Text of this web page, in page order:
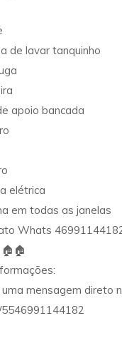
de lavar tanquinho
apoio bancada
elétrica
em todas as janelas
Whats
mensagem direto